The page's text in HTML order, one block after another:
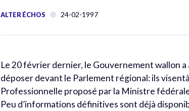
ALTER ÉCHOS 24-02-1997
Le 20 février dernier, le Gouvernement wallon
déposer devant le Parlement régional: ils
Professionnelle proposé par la Ministre
Peu d’informations définitives sont déjà